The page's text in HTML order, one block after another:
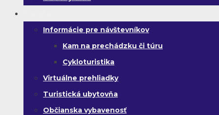
Informácie pre návštevníkov
Kam na prechádzku či túru
Cykloturistika
Virtuálne prehliadky
Turistická ubytovňa
Občianska vybavenosť